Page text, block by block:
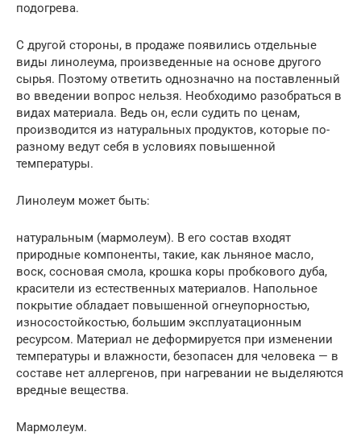
подогрева.
С другой стороны, в продаже появились отдельные
виды линолеума, произведенные на основе другого
сырья. Поэтому ответить однозначно на поставленный
во введении вопрос нельзя. Необходимо разобраться в
видах материала. Ведь он, если судить по ценам,
производится из натуральных продуктов, которые по-
разному ведут себя в условиях повышенной
температуры.
Линолеум может быть:
натуральным (мармолеум). В его состав входят
природные компоненты, такие, как льняное масло,
воск, сосновая смола, крошка коры пробкового дуба,
красители из естественных материалов. Напольное
покрытие обладает повышенной огнеупорностью,
износостойкостью, большим эксплуатационным
ресурсом. Материал не деформируется при изменении
температуры и влажности, безопасен для человека — в
составе нет аллергенов, при нагревании не выделяются
вредные вещества.
Мармолеум.